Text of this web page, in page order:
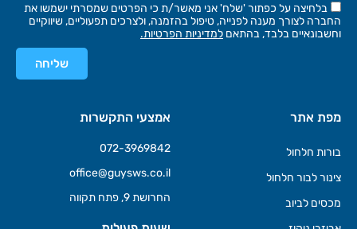
מפת אתר
בורות חלחול
צינור לבור חלחול
מכסים לביוב
אמצעי התקשרות
072-3969842
office@guysws.co.il
החרושת 9, פתח תקווה
בלחיצה על כפתור 'שלח' אני מאשר/ת כי הפרטים שמסרתי ישמשו את
החברה לצורך מענה לפנייה, טיפול בהזמנה, ולצרכים תפעוליים, שיווקיים
וחשבונאיים בלבד, בהתאם למדיניות הפרטיות.
שליחה